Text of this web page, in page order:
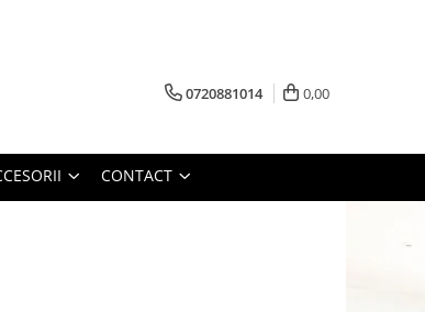
0720881014 0,00
CONTACT